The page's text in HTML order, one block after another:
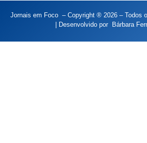
Jornais em Foco – Copyright ® 2026 – Todos
| Desenvolvido por Bárbara